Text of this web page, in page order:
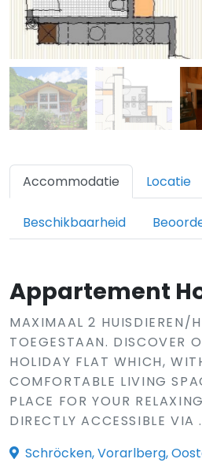
Accommodatie Locatie
Beschikbaarheid
Appartement
MAXIMAAL 2 HUISDIEREN/
TOEGESTAAN. DISCOVER
HOLIDAY FLAT WHICH,
COMFORTABLE LIVING
PLACE FOR YOUR
DIRECTLY ACCESSIBLE VIA
Schröcken, Vorarlberg,